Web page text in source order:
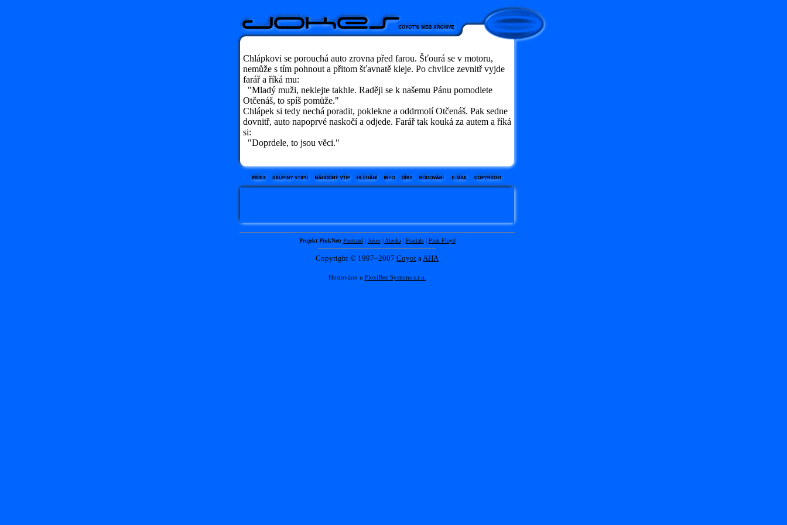
Chlápkovi se porouchá auto zrovna před farou. Šťourá se v motoru,
nemůže s tím pohnout a přitom šťavnatě kleje. Po chvilce zevnitř vyjde
farář a říká mu:
"Mladý muži, neklejte takhle. Raději se k našemu Pánu pomodlete
Otčenáš, to spíš pomůže."
Chlápek si tedy nechá poradit, poklekne a oddrmolí Otčenáš. Pak sedne
dovnitř, auto napoprvé naskočí a odjede. Farář tak kouká za autem a říká
si:
"Doprdele, to jsou věci."
Projekt PinkNet: Postcard| Jokes| Alenka| Fractals| Pink Floyd
Copyright © 1997–2007 Coyot aAHA
Hostováno u FlexiBee Systems s.r.o.